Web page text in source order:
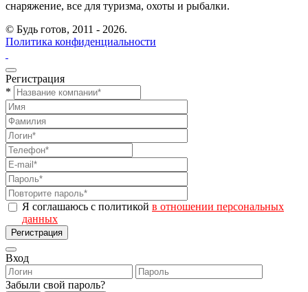
снаряжение, все для туризма, охоты и рыбалки.
© Будь готов, 2011 - 2026.
Политика конфиденциальности
Регистрация
*
Я соглашаюсь с политикой в отношении персональных
данных
Регистрация
Вход
Забыли свой пароль?